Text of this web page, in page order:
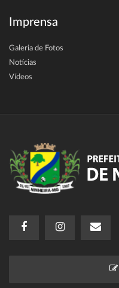
Imprensa
Galeria de Fotos
Notícias
Vídeos